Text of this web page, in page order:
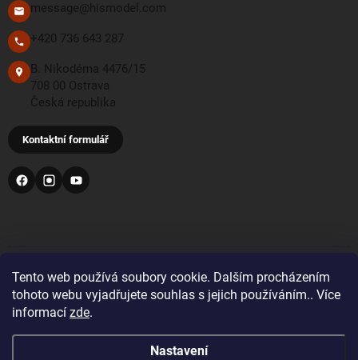
Tento web používá soubory cookie. Dalším procházením
tohoto webu vyjadřujete souhlas s jejich používáním.. Více
informací zde.
Nastavení
Pro objednávky z Velké Británie a Švýcarska se prosím
message@hismodel.com
+420 736 643 287
B. Nikodéma 4476/15
708 00 Ostrava
Česká republika
Kontaktní formulář
PŘIJÍMÁME TYTO PLATEBNÍ METODY